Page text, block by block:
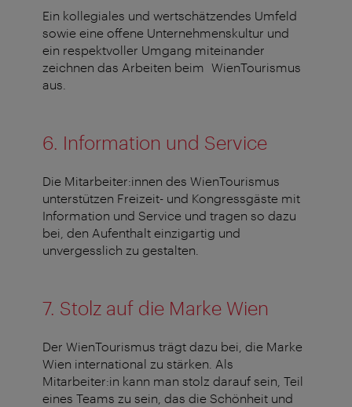
Ein kollegiales und wertschätzendes Umfeld
sowie eine offene Unternehmenskultur und
ein respektvoller Umgang miteinander
zeichnen das Arbeiten beim WienTourismus
aus.
6. Information und Service
Die Mitarbeiter:innen des WienTourismus
unterstützen Freizeit- und Kongressgäste mit
Information und Service und tragen so dazu
bei, den Aufenthalt einzigartig und
unvergesslich zu gestalten.
7. Stolz auf die Marke Wien
Der WienTourismus trägt dazu bei, die Marke
Wien international zu stärken. Als
Mitarbeiter:in kann man stolz darauf sein, Teil
eines Teams zu sein, das die Schönheit und